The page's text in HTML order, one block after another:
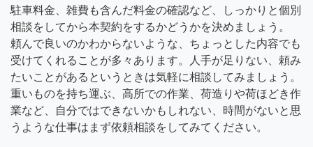
駐車料金、雑費も含んだ料金の確認など、しっかりと個別
相談をしてから本契約をするかどうかを決めましょう。
頼んで良いのかわからないような、ちょっとした内容でも
受けてくれることが多々あります。人手が足りない、頼み
たいことがあるというときは気軽に相談してみましょう。
重いものを持ち運ぶ、高所での作業、荷造りや荷ほどき作
業など、自分ではできないかもしれない、時間がないと思
うような仕事はまず依頼相談をしてみてください。